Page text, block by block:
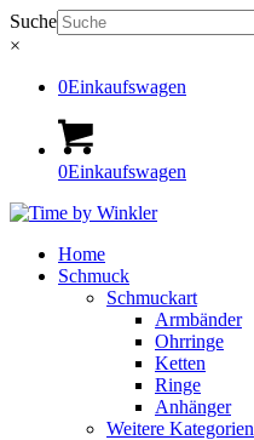
Suche
×
0Einkaufswagen
0Einkaufswagen
Home
Schmuck
Schmuckart
Armbänder
Ohrringe
Ketten
Ringe
Anhänger
Weitere Kategorien